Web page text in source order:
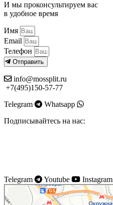
И мы проконсультируем вас
в удобное время
Имя
Email
Телефон
Отправить
info@mossplit.ru
+7(495)150-57-77
Telegram
Whatsapp
Подписывайтесь на нас:
Telegram Youtube Instagram
Моссплит
Системы вентиляции в Москве
Установка кондиционеров в Москве